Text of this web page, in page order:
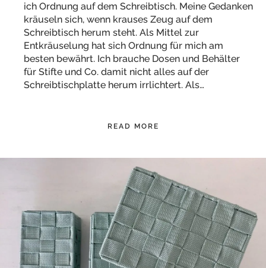
ich Ordnung auf dem Schreibtisch. Meine Gedanken
kräuseln sich, wenn krauses Zeug auf dem
Schreibtisch herum steht. Als Mittel zur
Entkräuselung hat sich Ordnung für mich am
besten bewährt. Ich brauche Dosen und Behälter
für Stifte und Co. damit nicht alles auf der
Schreibtischplatte herum irrlichtert. Als…
READ MORE